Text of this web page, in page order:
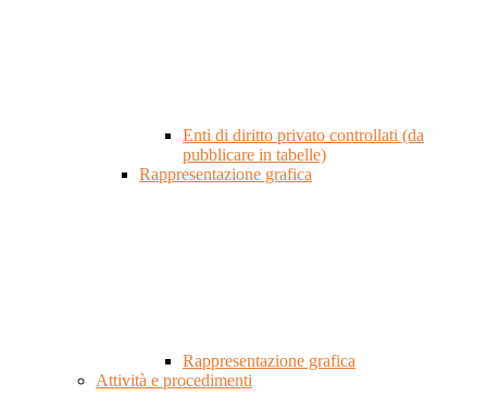
Enti di diritto privato controllati (da
pubblicare in tabelle)
Rappresentazione grafica
Rappresentazione grafica
Attività e procedimenti